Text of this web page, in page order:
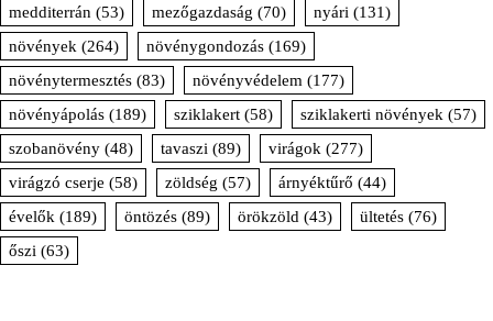
medditerrán (53) mezőgazdaság (70) nyári (131)
növények (264) növénygondozás (169)
növénytermesztés (83) növényvédelem (177)
növényápolás (189) sziklakert (58) sziklakerti növények (57)
szobanövény (48) tavaszi (89) virágok (277)
virágzó cserje (58) zöldség (57) árnyéktűrő (44)
évelők (189) öntözés (89) örökzöld (43) ültetés (76)
őszi (63)